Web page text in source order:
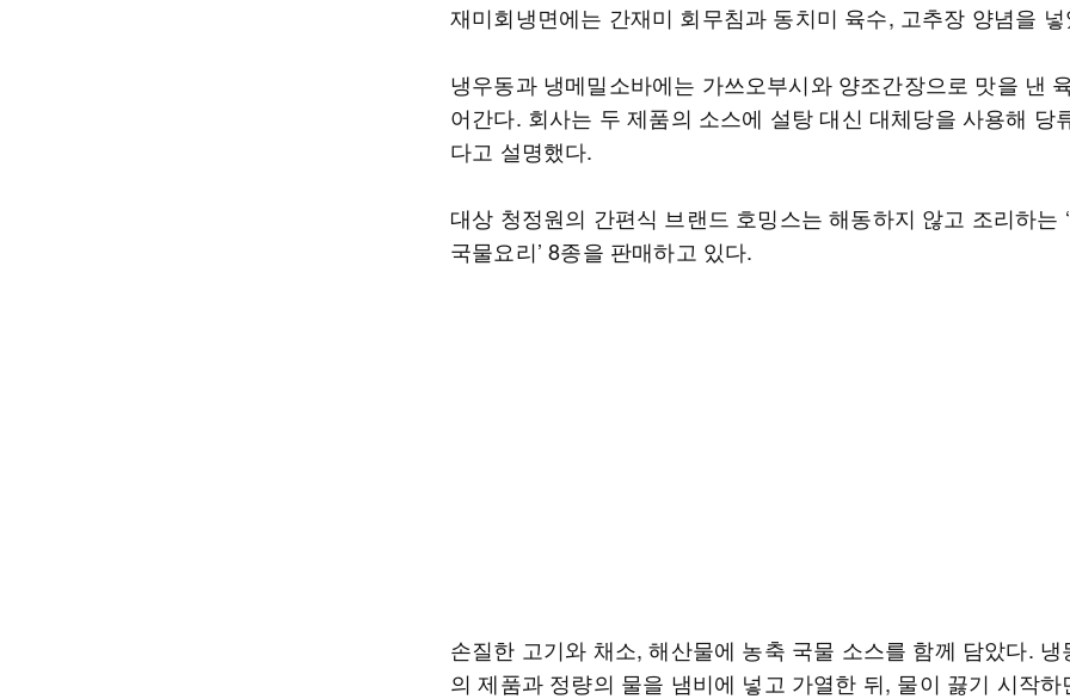
재미회냉면에는 간재미 회무침과 동치미 육수, 고추장 양념을 넣
냉우동과 냉메밀소바에는 가쓰오부시와 양조간장으로 맛을 낸
어간다. 회사는 두 제품의 소스에 설탕 대신 대체당을 사용해 당
다고 설명했다.
대상 청정원의 간편식 브랜드 호밍스는 해동하지 않고 조리하는
국물요리’ 8종을 판매하고 있다.
손질한 고기와 채소, 해산물에 농축 국물 소스를 함께 담았다. 냉
의 제품과 정량의 물을 냄비에 넣고 가열한 뒤, 물이 끓기 시작하